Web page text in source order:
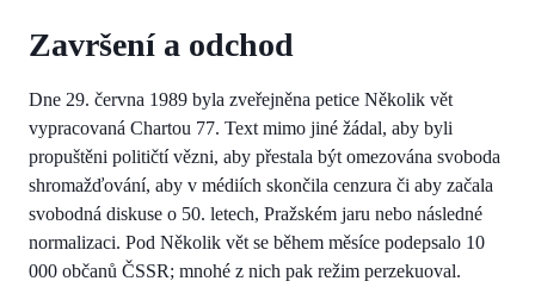
Završení a odchod
Dne 29. června 1989 byla zveřejněna petice Několik vět
vypracovaná Chartou 77. Text mimo jiné žádal, aby byli
propuštěni političtí vězni, aby přestala být omezována svoboda
shromažďování, aby v médiích skončila cenzura či aby začala
svobodná diskuse o 50. letech, Pražském jaru nebo následné
normalizaci. Pod Několik vět se během měsíce podepsalo 10
000 občanů ČSSR; mnohé z nich pak režim perzekuoval.